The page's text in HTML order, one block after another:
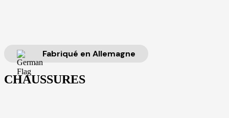
Fabriqué en Allemagne
CHAUSSURES